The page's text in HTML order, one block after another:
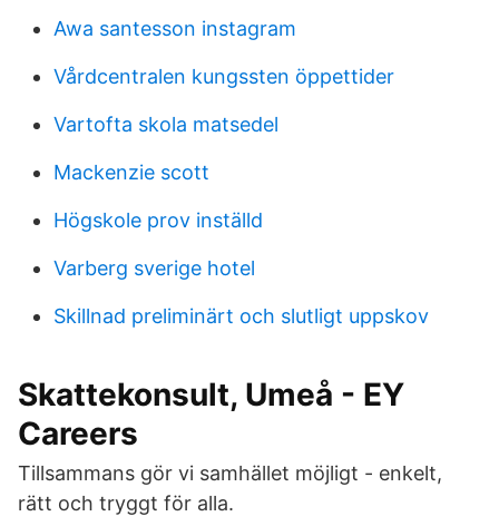
Awa santesson instagram
Vårdcentralen kungssten öppettider
Vartofta skola matsedel
Mackenzie scott
Högskole prov inställd
Varberg sverige hotel
Skillnad preliminärt och slutligt uppskov
Skattekonsult, Umeå - EY
Careers
Tillsammans gör vi samhället möjligt - enkelt,
rätt och tryggt för alla.